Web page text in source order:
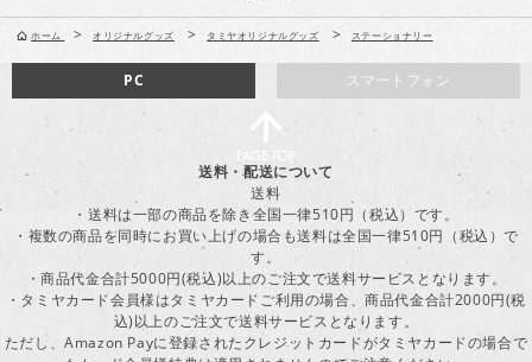
ホーム > オリジナルグッズ > タミヤオリジナルグッズ > ステーショナリー
スマートフォン
PC
送料・配送について
送料
・送料は一部の商品を除き全国一律510円（税込）です。
・複数の商品を同時にお買い上げの場合も送料は全国一律510円（税込）で
す。
・商品代金合計5000円(税込)以上のご注文で送料サービスとなります。
・タミヤカード会員様はタミヤカードご利用の場合、商品代金合計2000円(税
込)以上のご注文で送料サービスとなります。
ただし、Amazon Payに登録されたクレジットカードがタミヤカードの場合で